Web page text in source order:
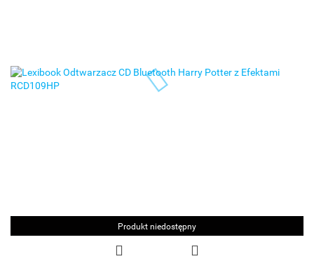
Produkt niedostępny